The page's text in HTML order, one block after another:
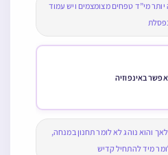
מי”ד טפחים מצומצמים ויש עמוד
באינפוזיה
והוא נוהג לא לומר תחנון במנחה,
מיד להתחיל קדיש